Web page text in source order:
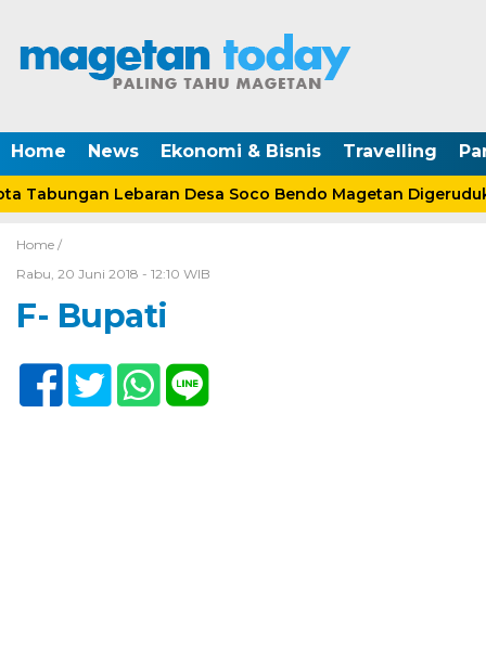
Home News Ekonomi & Bisnis Travelling
Tabungan Lebaran Desa Soco Bendo Magetan Digeruduk
Home /
Rabu, 20 Juni 2018 - 12:10 WIB
F- Bupati